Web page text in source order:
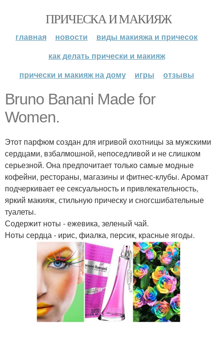
ПРИЧЕСКА И МАКИЯЖ
главная новости
виды макияжа и причесок
как делать прически и макияж
прически и макияж на дому
игры отзывы
Bruno Banani Made for
Women.
Этот парфюм создан для игривой охотницы за мужскими
сердцами, взбалмошной, непоседливой и не слишком
серьезной. Она предпочитает только самые модные
кофейни, рестораны, магазины и фитнес-клубы. Аромат
подчеркивает ее сексуальность и привлекательность,
яркий макияж, стильную прическу и сногсшибательные
туалеты.
Содержит ноты - ежевика, зеленый чай.
Ноты сердца - ирис, фиалка, персик, красные ягоды.